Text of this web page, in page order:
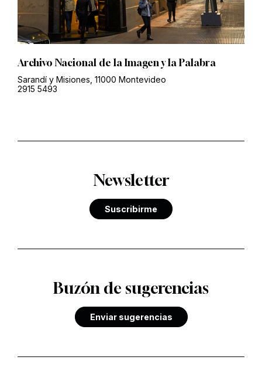
Archivo Nacional de la Imagen y la Palabra
Sarandí y Misiones, 11000 Montevideo
2915 5493
Newsletter
Suscribirme
Buzón de sugerencias
Enviar sugerencias